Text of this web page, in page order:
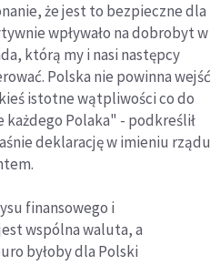
że jest to bezpieczne dla
wpływało na dobrobyt w
którą my i nasi następcy
Polska nie powinna wejść
istotne wątpliwości co do
każdego Polaka" - podkreślił
deklarację w imieniu rządu
finansowego i
wspólna waluta, a
byłoby dla Polski